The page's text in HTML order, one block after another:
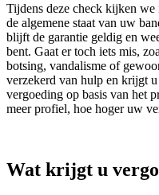
Tijdens deze check kijken we
de algemene staat van uw
blijft de garantie geldig en
bent. Gaat er toch iets mis,
botsing, vandalisme of
verzekerd van hulp en krijgt
vergoeding op basis van het
meer profiel, hoe hoger uw
Wat krijgt u